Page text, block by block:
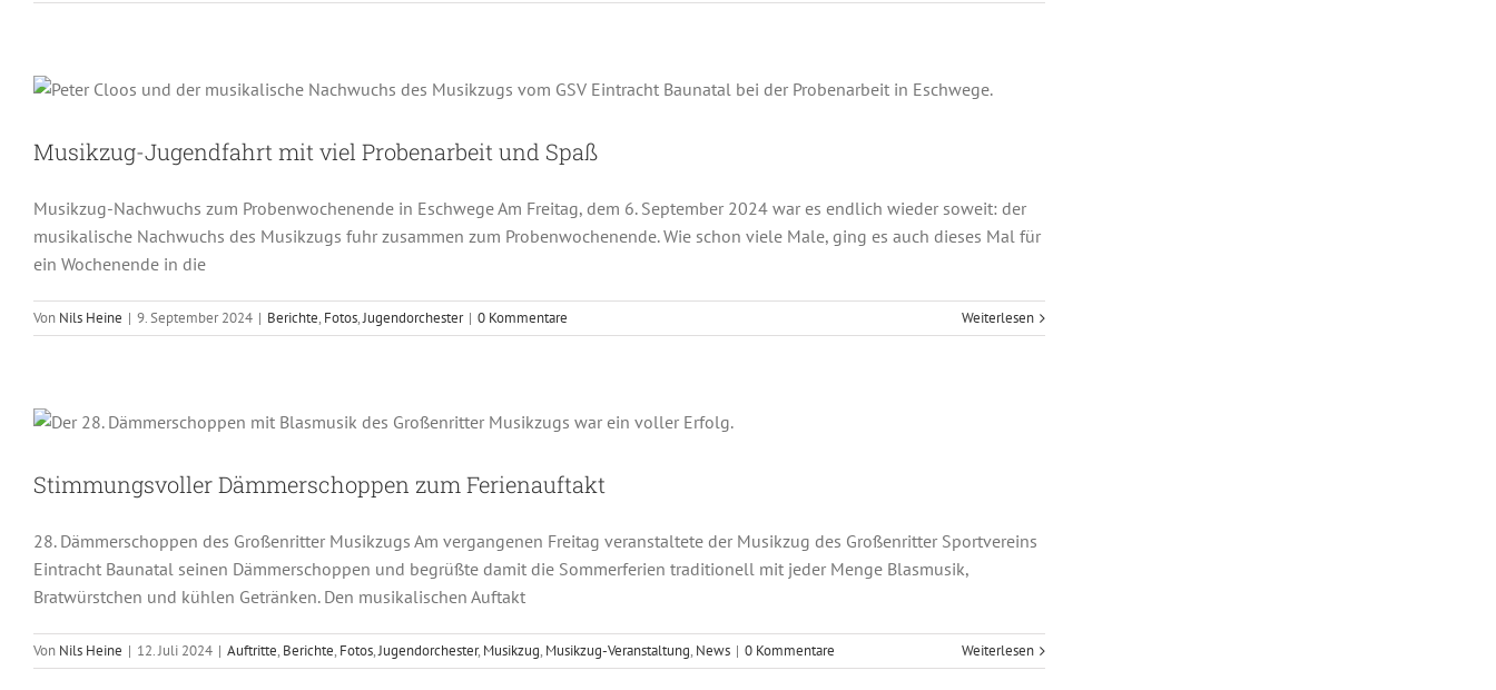
Berichte Jugendorchester
Musikzug-Jugendfahrt mit viel Probenarbeit und Spaß
Musikzug-Nachwuchs zum Probenwochenende in Eschwege Am Freitag, dem 6. September 2024 war es endlich wieder soweit: der
musikalische Nachwuchs des Musikzugs fuhr zusammen zum Probenwochenende. Wie schon viele Male, ging es auch dieses Mal für
ein Wochenende in die
Von Nils Heine | 9. September 2024 | Berichte, Fotos,Jugendorchester | 0 Kommentare Weiterlesen
Auftritte Berichte Fotos Jugendorchester Musikzug-Veranstaltung
Stimmungsvoller Dämmerschoppen zum Ferienauftakt
28. Dämmerschoppen des Großenritter Musikzugs Am vergangenen Freitag veranstaltete der Musikzug des Großenritter Sportvereins
Eintracht Baunatal seinen Dämmerschoppen und begrüßte damit die Sommerferien traditionell mit jeder Menge Blasmusik,
Bratwürstchen und kühlen Getränken. Den musikalischen Auftakt
Von Nils Heine | 12. Juli 2024 | Auftritte, Berichte, Fotos,Jugendorchester, Musikzug, Musikzug-Veranstaltung, News | 0 Kommentare Weiterlesen